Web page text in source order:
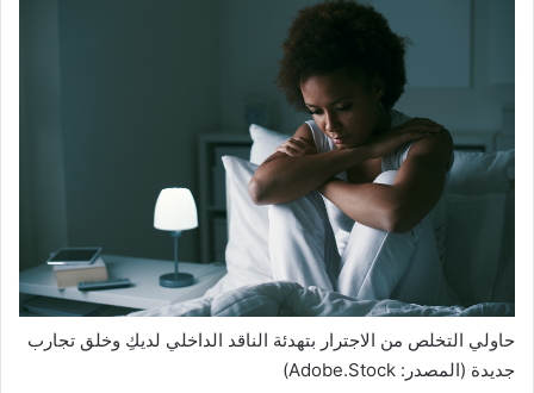
حاولي التخلص من الاجترار بتهدئة الناقد الداخلي لديكِ وخلق تجارب
جديدة (المصدر: Adobe.Stock)